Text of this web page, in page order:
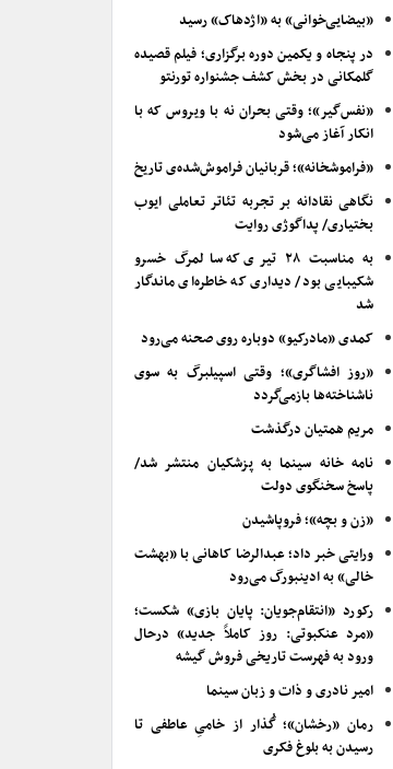
«بیضایی‌خوانی» به «اژدهاک» رسید
در پنجاه و یکمین دوره برگزاری؛ فیلم قصیده
گلمکانی در بخش کشف جشنواره تورنتو
«نفس‌گیر»؛ وقتی بحران نه با ویروس که با
انکار آغاز می‌شود
«فراموشخانه»؛ قربانیان فراموش‌شده‌ی تاریخ
نگاهی نقادانه بر تجربه تئاتر تعاملی ایوب
بختیاری/ پداگوژی روایت
به مناسبت ۲۸ تیری که سالمرگ خسرو
شکیبایی بود/ دیداری که خاطره‌ای ماندگار
شد
کمدی «مادرکیو» دوباره روی صحنه می‌رود
«روز افشاگری»؛ وقتی اسپیلبرگ به سوی
ناشناخته‌ها بازمی‌گردد
مریم همتیان درگذشت
نامه خانه سینما به پزشکیان منتشر شد/
پاسخ سخنگوی دولت
«زن و بچه»؛ فروپاشیدن
ورایتی خبر داد؛ عبدالرضا کاهانی با «بهشت
خالی» به ادینبورگ می‌رود
رکورد «انتقام‌جویان: پایان بازی» شکست؛
«مرد عنکبوتی: روز کاملاً جدید» درحال
ورود به فهرست تاریخی فروش گیشه
امیر نادری و ذات و زبان سینما
رمان «رخشان»؛ گُذار از خامیِ عاطفی تا
رسیدن به بلوغ فکری